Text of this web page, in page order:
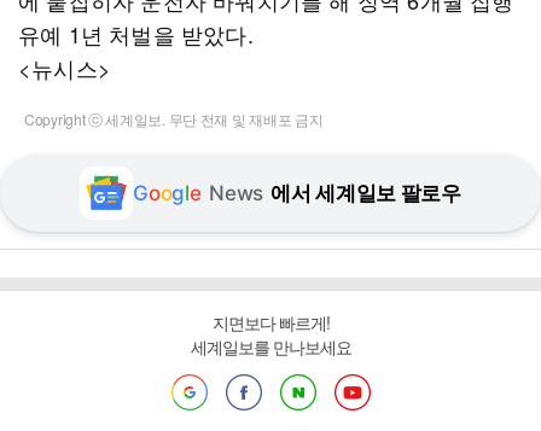
유예 1년 처벌을 받았다.
<뉴시스>
Copyright ⓒ 세계일보. 무단 전재 및 재배포 금지
Google News 에서 세계일보 팔로우
지면보다 빠르게!
세계일보를 만나보세요